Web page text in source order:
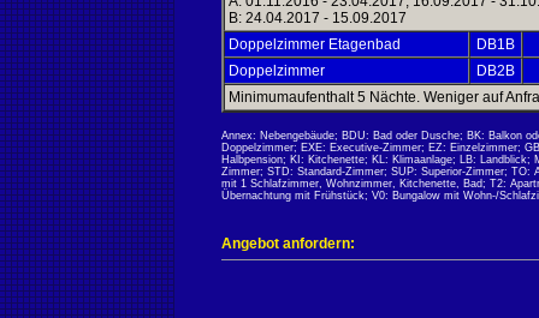
B: 24.04.2017 - 15.09.2017
Doppelzimmer Etagenbad
DB1B
Doppelzimmer
DB2B
Minimumaufenthalt 5 Nächte. Weniger auf
Annex: Nebengebäude; BDU: Bad oder Dusche; BK: Balkon
Doppelzimmer; EXE: Executive-Zimmer; EZ: Einzelzimmer;
Halbpension; KI: Kitchenette; KL: Klimaanlage; LB:
Zimmer; STD: Standard-Zimmer; SUP: Superior-Zimmer;
mit 1 Schlafzimmer, Wohnzimmer, Kitchenette, Bad; T2:
Übernachtung mit Frühstück; V0: Bungalow mit Wohn-/
Angebot anfordern: